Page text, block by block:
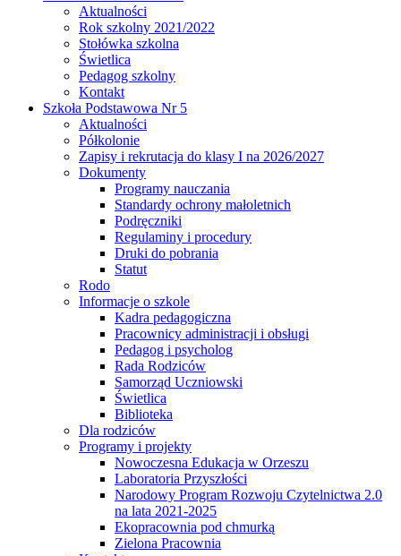
Aktualności
Rok szkolny 2021/2022
Stołówka szkolna
Świetlica
Pedagog szkolny
Kontakt
Szkoła Podstawowa Nr 5
Aktualności
Półkolonie
Zapisy i rekrutacja do klasy I na 2026/2027
Dokumenty
Programy nauczania
Standardy ochrony małoletnich
Podręczniki
Regulaminy i procedury
Druki do pobrania
Statut
Rodo
Informacje o szkole
Kadra pedagogiczna
Pracownicy administracji i obsługi
Pedagog i psycholog
Rada Rodziców
Samorząd Uczniowski
Świetlica
Biblioteka
Dla rodziców
Programy i projekty
Nowoczesna Edukacja w Orzeszu
Laboratoria Przyszłości
Narodowy Program Rozwoju Czytelnictwa 2.0
na lata 2021-2025
Ekopracownia pod chmurką
Zielona Pracownia